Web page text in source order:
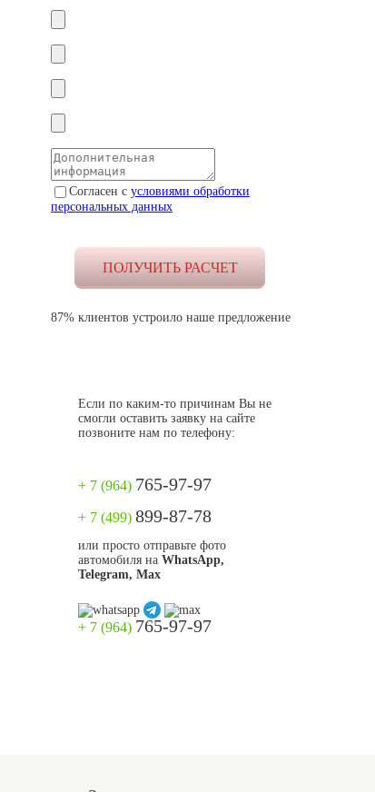
Согласен с условиями обработки
персональных данных
87% клиентов устроило наше предложение
Если по каким-то причинам Вы не
смогли оставить заявку на сайте
позвоните нам по телефону:
+ 7 (964) 765-97-97
+ 7 (499) 899-87-78
или просто отправьте фото
автомобиля на WhatsApp,
Telegram, Max
+ 7 (964) 765-97-97